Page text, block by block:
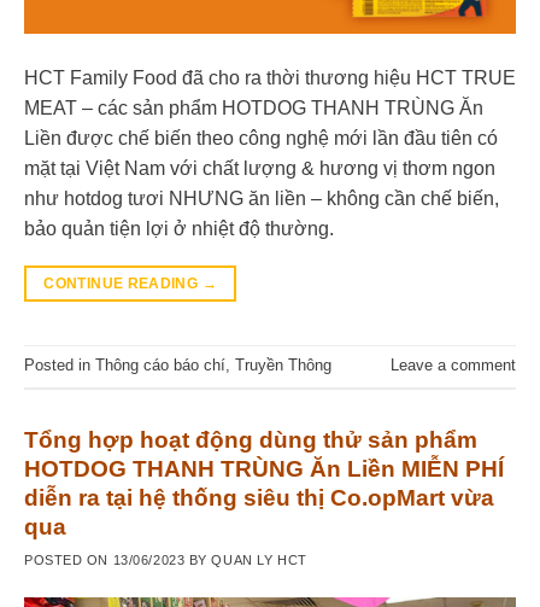
HCT Family Food đã cho ra thời thương hiệu HCT TRUE
MEAT – các sản phẩm HOTDOG THANH TRÙNG Ăn
Liền được chế biến theo công nghệ mới lần đầu tiên có
mặt tại Việt Nam với chất lượng & hương vị thơm ngon
như hotdog tươi NHƯNG ăn liền – không cần chế biến,
bảo quản tiện lợi ở nhiệt độ thường.
CONTINUE READING →
Posted in Thông cáo báo chí Truyền Thông Leave a comment
Tổng hợp hoạt động dùng thử sản phẩm
HOTDOG THANH TRÙNG Ăn Liền MIỄN PHÍ
diễn ra tại hệ thống siêu thị Co.opMart vừa
qua
POSTED ON 13/06/2023 BYQUAN LY HCT